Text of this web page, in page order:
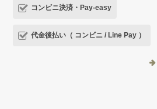
コンビニ決済・Pay-easy
代金後払い（ コンビニ / Line Pay ）